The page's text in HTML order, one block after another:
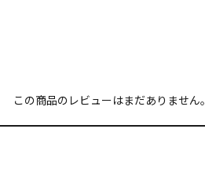
この商品のレビューはまだありません。